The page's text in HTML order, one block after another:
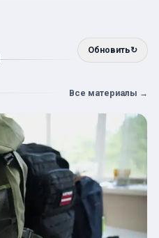
Обновить↻
Все материалы →